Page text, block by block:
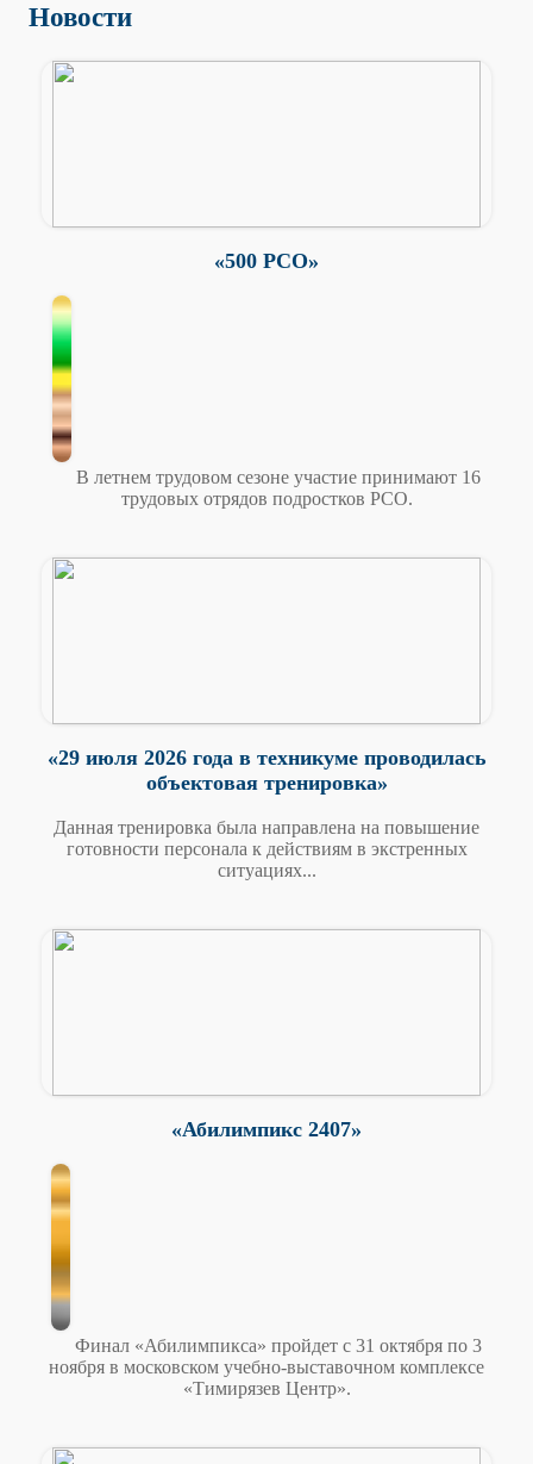
Новости
«500 РСО»
В летнем трудовом сезоне участие принимают 16
трудовых отрядов подростков РСО.
«29 июля 2026 года в техникуме проводилась
объектовая тренировка»
Данная тренировка была направлена на повышение
готовности персонала к действиям в экстренных
ситуациях...
«Абилимпикс 2407»
Финал «Абилимпикса» пройдет с 31 октября по 3
ноября в московском учебно-выставочном комплексе
«Тимирязев Центр».